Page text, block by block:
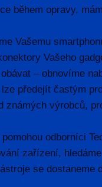
během opravy,
Vašemu
Vašeho
– obnovíme
předejít častým
známých výrobců,
odborníci
zařízení,
se